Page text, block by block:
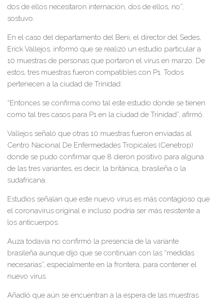
dos de ellos necesitaron internación, dos de ellos, no”,
sostuvo.
En el caso del departamento del Beni, el director del Sedes,
Erick Vallejos, informó que se realizó un estudio particular a
10 muestras de personas que portaron el virus en marzo. De
estos, tres muestras fueron compatibles con P1. Todos
pertenecen a la ciudad de Trinidad.
“Entonces se confirma como tal este estudio donde se tienen
como tal tres casos para P1 en la ciudad de Trinidad”, afirmó.
Vallejos señaló que otras 10 muestras fueron enviadas al
Centro Nacional De Enfermedades Tropicales (Cenetrop)
donde se pudo confirmar que 8 dieron positivo para alguna
de las tres variantes, es decir, la británica, brasileña o la
sudafricana.
Estudios señalan que este nuevo virus es más contagioso que
el coronavirus original e incluso podría ser más resistente a
los anticuerpos.
Auza todavía no confirmó la presencia de la variante
brasileña aunque dijo que se continúan con las “medidas
necesarias”, especialmente en la frontera, para contener el
nuevo virus.
Añadió que aún se encuentran a la espera de las muestras